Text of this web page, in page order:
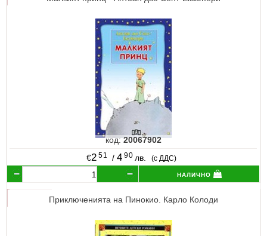
код:20067902
€2 51 / 4 90 лв. (с ДДС)
налично
Приключенията на Пинокио. Карло Колоди